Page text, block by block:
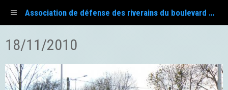
Association de défense des riverains du boulevard Fayol
18/11/2010